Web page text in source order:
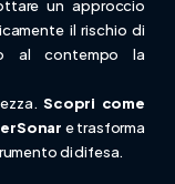
un approccio
il rischio di
al contempo la
Scopri come
e trasforma
di difesa.